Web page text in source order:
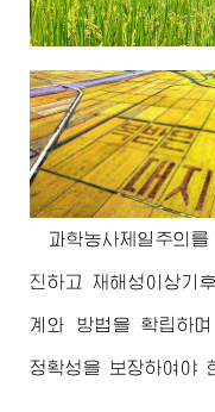
과학농사제일주의
진하고 재해성이상기
계와 방법을 확립하
정확성을 보장하여야